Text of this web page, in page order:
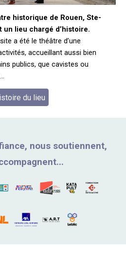
historique de Rouen, Ste-
un lieu chargé d’histoire.
a été le théâtre d’une
accueillant aussi bien
publics, que cavistes ou
du lieu
nous soutiennent,